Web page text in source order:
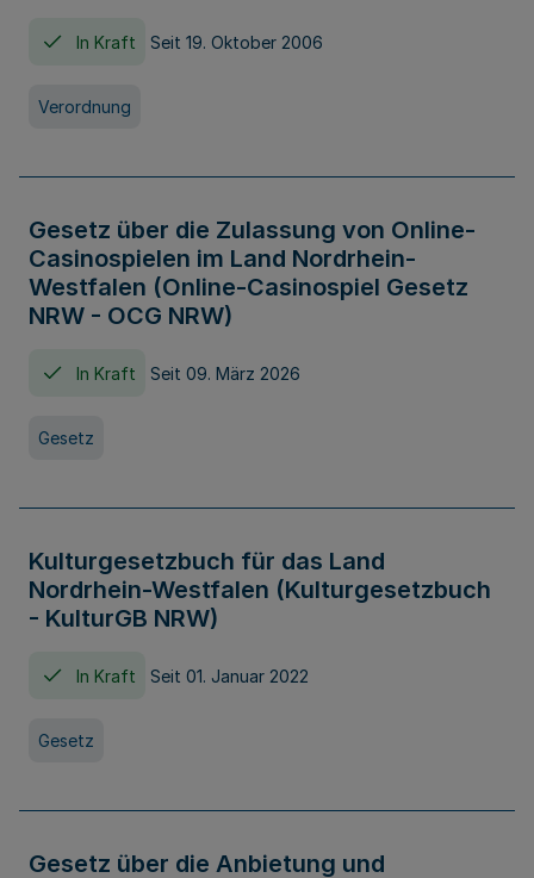
In Kraft Seit 19. Oktober 2006
Verordnung
Gesetz über die Zulassung von Online-
Casinospielen im Land Nordrhein-
Westfalen (Online-Casinospiel Gesetz
NRW - OCG NRW)
In Kraft Seit 09. März 2026
Gesetz
Kulturgesetzbuch für das Land
Nordrhein-Westfalen (Kulturgesetzbuch
- KulturGB NRW)
In Kraft Seit 01. Januar 2022
Gesetz
Gesetz über die Anbietung und